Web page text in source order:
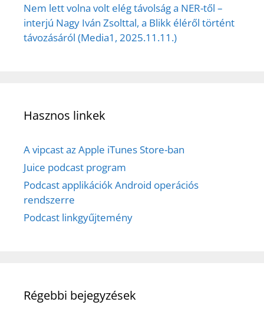
Nem lett volna volt elég távolság a NER-től –
interjú Nagy Iván Zsolttal, a Blikk éléről történt
távozásáról (Media1, 2025.11.11.)
Hasznos linkek
A vipcast az Apple iTunes Store-ban
Juice podcast program
Podcast applikációk Android operációs
rendszerre
Podcast linkgyűjtemény
Régebbi bejegyzések